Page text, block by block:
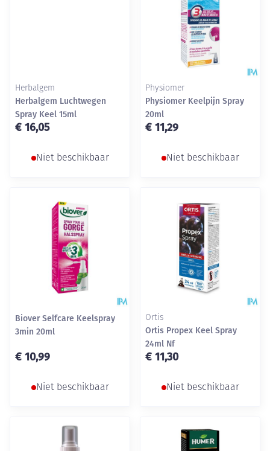
Herbalgem
Herbalgem Luchtwegen
Spray Keel 15ml
€ 16,05
Niet beschikbaar
Physiomer
Physiomer Keelpijn Spray
20ml
€ 11,29
Niet beschikbaar
Biover Selfcare Keelspray
3min 20ml
€ 10,99
Niet beschikbaar
Ortis
Ortis Propex Keel Spray
24ml Nf
€ 11,30
Niet beschikbaar